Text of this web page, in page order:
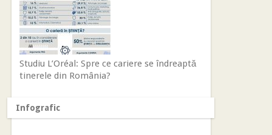
Studiu L’Oréal: Spre ce cariere se îndreaptă
tinerele din România?
Infografic